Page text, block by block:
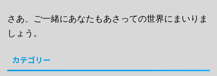
さあ、ご一緒にあなたもあさっての世界にまいりま
しょう。
カテゴリー